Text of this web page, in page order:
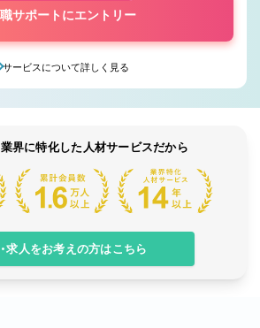
サポートにエントリー
サービスについて詳しく見る
業界に特化した人材サービスだから
求人をお考えの方はこちら